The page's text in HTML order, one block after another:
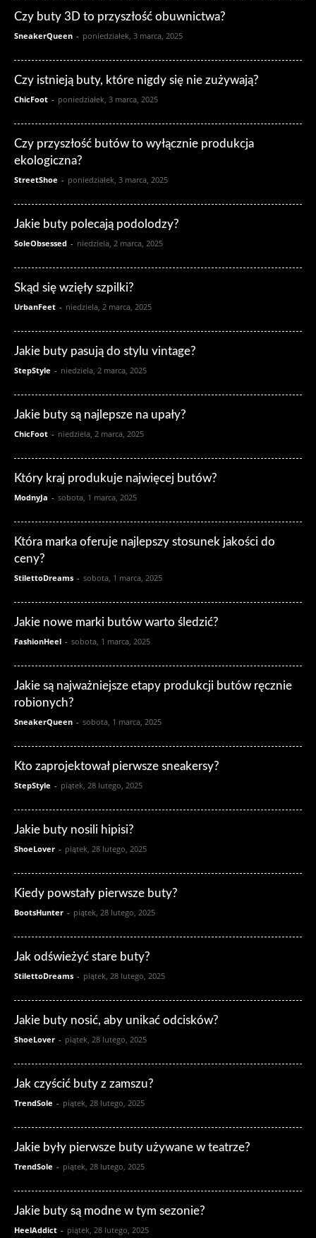
Czy buty 3D to przyszłość obuwnictwa?
SneakerQueen - poniedziałek, 3 marca, 2025
Czy istnieją buty, które nigdy się nie zużywają?
ChicFoot - poniedziałek, 3 marca, 2025
Czy przyszłość butów to wyłącznie produkcja
ekologiczna?
StreetShoe - poniedziałek, 3 marca, 2025
Jakie buty polecają podolodzy?
SoleObsessed - niedziela, 2 marca, 2025
Skąd się wzięły szpilki?
UrbanFeet - niedziela, 2 marca, 2025
Jakie buty pasują do stylu vintage?
StepStyle - niedziela, 2 marca, 2025
Jakie buty są najlepsze na upały?
ChicFoot - niedziela, 2 marca, 2025
Który kraj produkuje najwięcej butów?
ModnyJa - sobota, 1 marca, 2025
Która marka oferuje najlepszy stosunek jakości do
ceny?
StilettoDreams - sobota, 1 marca, 2025
Jakie nowe marki butów warto śledzić?
FashionHeel - sobota, 1 marca, 2025
Jakie są najważniejsze etapy produkcji butów ręcznie
robionych?
SneakerQueen - sobota, 1 marca, 2025
Kto zaprojektował pierwsze sneakersy?
StepStyle - piątek, 28 lutego, 2025
Jakie buty nosili hipisi?
ShoeLover - piątek, 28 lutego, 2025
Kiedy powstały pierwsze buty?
BootsHunter - piątek, 28 lutego, 2025
Jak odświeżyć stare buty?
StilettoDreams - piątek, 28 lutego, 2025
Jakie buty nosić, aby unikać odcisków?
ShoeLover - piątek, 28 lutego, 2025
Jak czyścić buty z zamszu?
TrendSole - piątek, 28 lutego, 2025
Jakie były pierwsze buty używane w teatrze?
TrendSole - piątek, 28 lutego, 2025
Jakie buty są modne w tym sezonie?
HeelAddict - piątek, 28 lutego, 2025